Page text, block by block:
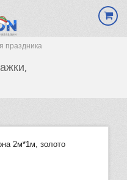
праздника
2м*1м, золото